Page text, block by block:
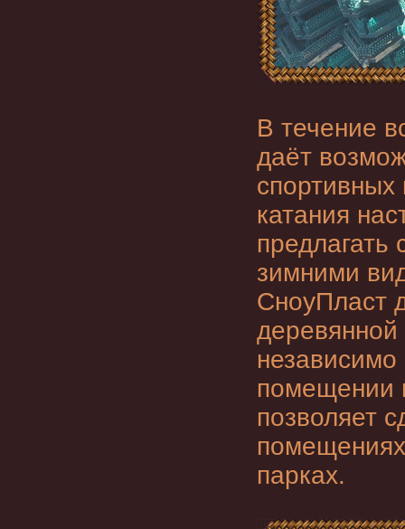
В течение
даёт
спортивных
катания
предлагать
зимними
СноуПласт
деревянной
независимо
помещении
позволяет
парках.